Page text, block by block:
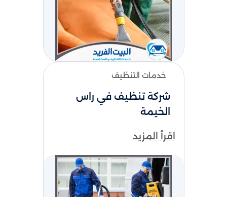
خدمات التنظيف
شركة تنظيف في راس
الخيمة
اقرأ المزيد